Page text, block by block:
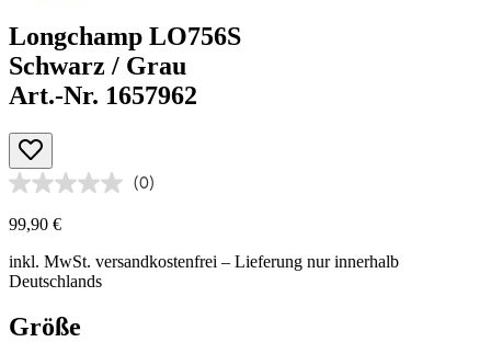
Longchamp LO756S
Schwarz / Grau
Art.-Nr. 1657962
(0)
99,90 €
inkl. MwSt. versandkostenfrei – Lieferung nur innerhalb
Deutschlands
Größe